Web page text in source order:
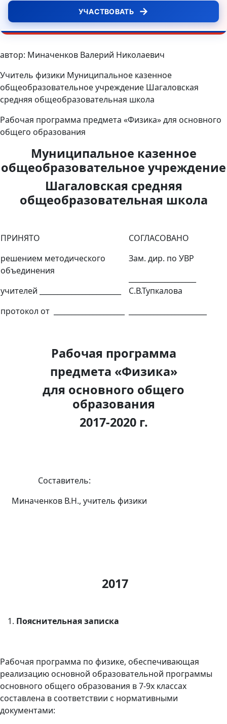
УЧАСТВОВАТЬ →
автор: Миначенков Валерий Николаевич
Учитель физики Муниципальное казенное
общеобразовательное учреждение Шагаловская
средняя общеобразовательная школа
Рабочая программа предмета «Физика» для основного
общего образования
Муниципальное казенное
общеобразовательное учреждение
Шагаловская средняя
общеобразовательная школа
ПРИНЯТО
решением методического
объединения
учителей _______________________
протокол от ____________________
СОГЛАСОВАНО
Зам. дир. по УВР
С.В.Тупкалова
Рабочая программа
предмета «Физика»
для основного общего
образования
2017-2020 г.
Составитель:
Миначенков В.Н., учитель физики
2017
Пояснительная записка
Рабочая программа по физике, обеспечивающая
реализацию основной образовательной программы
основного общего образования в 7-9х классах
составлена в соответствии с нормативными
документами: